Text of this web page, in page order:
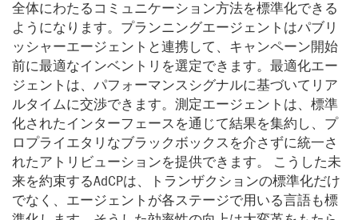
全体にわたるコミュニケーション方法を標準化できる
ようになります。プランニングエージェントはパブリ
ッシャーエージェントと連携して、キャンペーン開始
前に最適なインベントリを選定できます。最適化エー
ジェントは、パフォーマンスシグナルに基づいてリア
ルタイムに交渉できます。測定エージェントは、標準
化されたインターフェースを通じて結果を集約し、プ
ロプライエタリなブラックボックスを介さずに統一さ
れたアトリビューションを提供できます。 こうした未
来を約束するAdCPは、トランザクションの標準化だけ
でなく、エージェントが各ステージで用いる言語も標